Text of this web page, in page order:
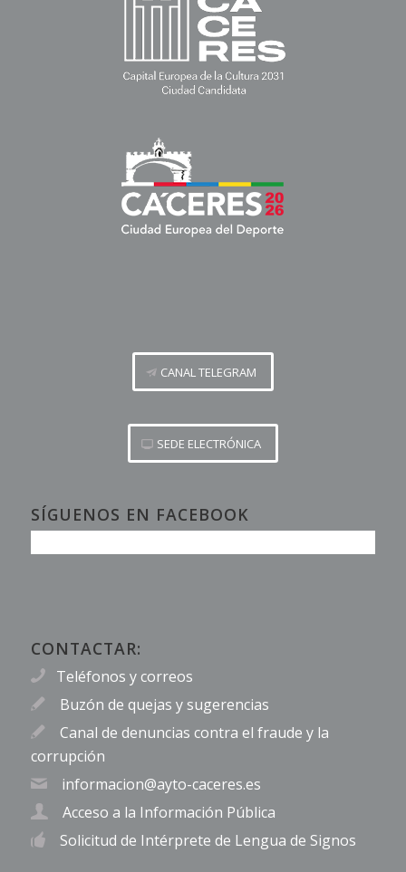
CANAL TELEGRAM
SEDE ELECTRÓNICA
SÍGUENOS EN FACEBOOK
CONTACTAR:
Teléfonos y correos
Buzón de quejas y sugerencias
Canal de denuncias contra el fraude y la
corrupción
informacion@ayto-caceres.es
Acceso a la Información Pública
Solicitud de Intérprete de Lengua de Signos